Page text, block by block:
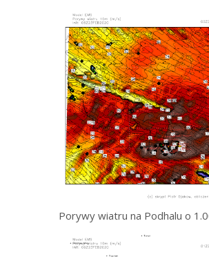
Porywy wiatru na Podhalu o